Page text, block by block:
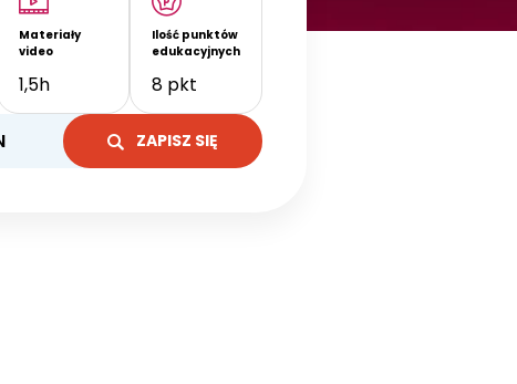
Materiały
video
1,5h
Ilość punktów
edukacyjnych
8 pkt
ZAPISZ SIĘ